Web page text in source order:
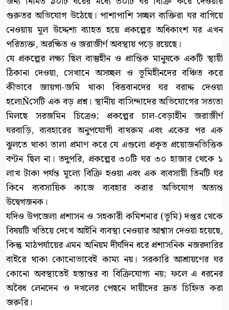
গুরুতর অভিযোগ উঠেছে। পাশাপাশি সচ্ছল ব্যক্তিরা ঘর বাগিয়ে
নেওয়ায় মূল উদ্দেশ্য ব্যাহত হয়ে প্রকল্পের অধিকাংশ ঘর এখন
পরিত্যক্ত, অরক্ষিত ও জরাজীর্ণ অবস্থায় পড়ে রয়েছে।
যে প্রকল্পের লক্ষ্য ছিল বাস্তুহীন ও প্রান্তিক মানুষকে একটি স্থায়ী
ঠিকানা দেওয়া, সেখানে অসচ্ছল ও ভূমিহীনদের বঞ্চিত করে
কীভাবে জায়গা-জমি থাকা বিত্তবানদের ঘর বরাদ্দ দেওয়া
হলোÑসেটি এক বড় প্রশ্ন। স্থানীয় বাসিন্দাদের অভিযোগের সত্যতা
মিলছে সরজমিন চিত্রেও; প্রকল্পের চাল-বেড়াহীন জরাজীর্ণ
ঘরবাড়ি, ব্যবহারের অনুপযোগী বাথরুম এবং একের পর এক
ঝুলতে থাকা তালা প্রমাণ করে যে এগুলো প্রকৃত প্রয়োজনভিত্তিক
বণ্টন ছিল না। তদুপরি, প্রকল্পের ৩০টি ঘর ৩০ হাজার থেকে ১
লাখ টাকা পর্যন্ত মূল্যে বিক্রি হওয়া এবং এক ব্যবসায়ী তিনটি ঘর
কিনে ব্যবসায়িক কাজে ব্যবহার করার অভিযোগ অত্যন্ত
উদ্বেগজনক।
যদিও উপজেলা প্রশাসন ও সহকারী কমিশনার (ভূমি) দপ্তর থেকে
বিষয়টি খতিয়ে দেখে আইনি ব্যবস্থা নেওয়ার আশ্বাস দেওয়া হয়েছে,
কিন্তু মাঠপর্যায়ের এমন অনিয়ম দীর্ঘদিন ধরে প্রশাসনিক নজরদারির
বাইরে থাকা কোনোভাবেই কাম্য নয়। সরকারি আশ্রায়ণের ঘর
কোনো অবস্থাতেই হস্তান্তর বা বিক্রিযোগ্য নয়; ফলে এ ধরনের
অবৈধ লেনদেন ও দখলের পেছনে দায়ীদের দ্রুত চিহ্নিত করা
জরুরি।